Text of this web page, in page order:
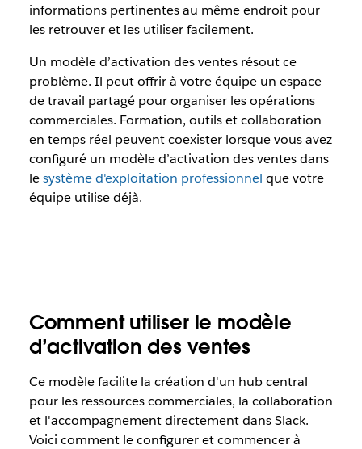
informations pertinentes au même endroit pour
les retrouver et les utiliser facilement.
Un modèle d’activation des ventes résout ce
problème. Il peut offrir à votre équipe un espace
de travail partagé pour organiser les opérations
commerciales. Formation, outils et collaboration
en temps réel peuvent coexister lorsque vous avez
configuré un modèle d’activation des ventes dans
lesystème d'exploitation professionnel que votre
équipe utilise déjà.
Comment utiliser le modèle
d’activation des ventes
Ce modèle facilite la création d'un hub central
pour les ressources commerciales, la collaboration
et l'accompagnement directement dans Slack.
Voici comment le configurer et commencer à